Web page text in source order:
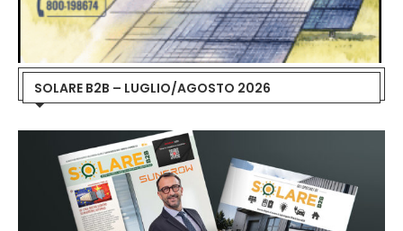
SOLARE B2B – LUGLIO/AGOSTO 2026